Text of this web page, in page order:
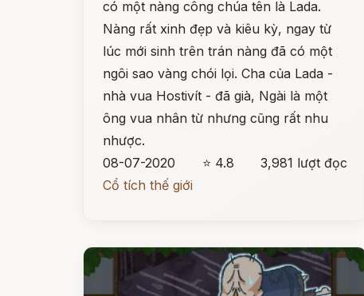
có một nàng công chúa tên là Lada.
Nàng rất xinh đẹp và kiêu kỳ, ngay từ
lúc mới sinh trên trán nàng đã có một
ngôi sao vàng chói lọi. Cha của Lada -
nhà vua Hostivít - đã già, Ngài là một
ông vua nhân từ nhưng cũng rất nhu
nhược.
08-07-2020
⭐ 4.8
3,981 lượt đọc
Cổ tích thế giới